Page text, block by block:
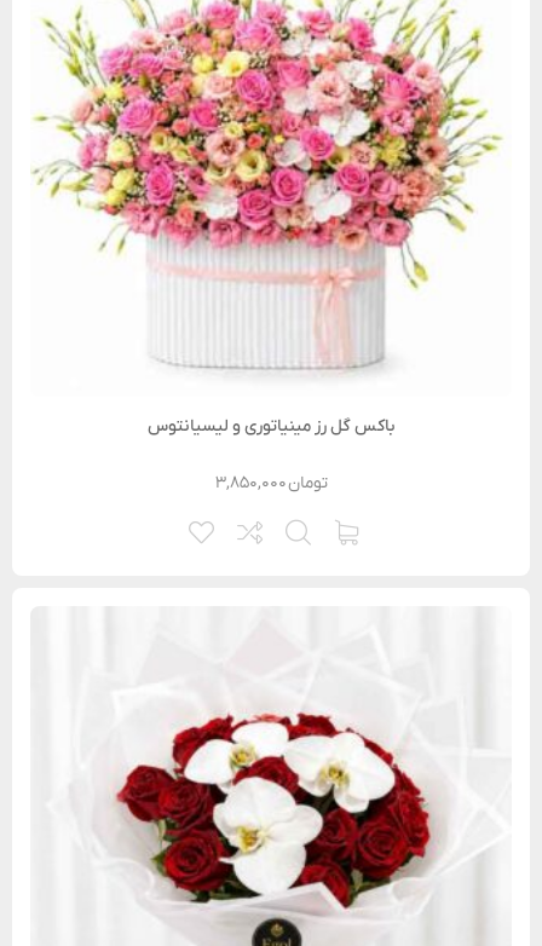
باکس گل رز مینیاتوری و لیسیانتوس
۳,۸۵۰,۰۰۰تومان